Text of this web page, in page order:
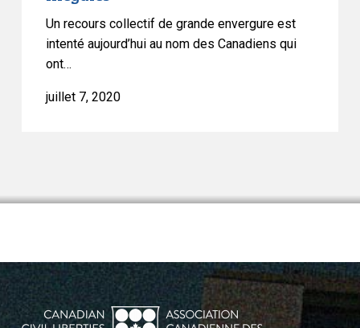
Un recours collectif de grande envergure est
intenté aujourd’hui au nom des Canadiens qui
ont…
juillet 7, 2020